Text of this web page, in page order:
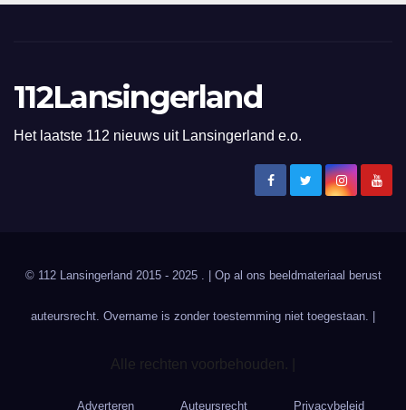
112Lansingerland
Het laatste 112 nieuws uit Lansingerland e.o.
© 112 Lansingerland 2015 - 2025 . | Op al ons beeldmateriaal berust
auteursrecht. Overname is zonder toestemming niet toegestaan. |
Alle rechten voorbehouden. |
Adverteren Auteursrecht Privacybeleid